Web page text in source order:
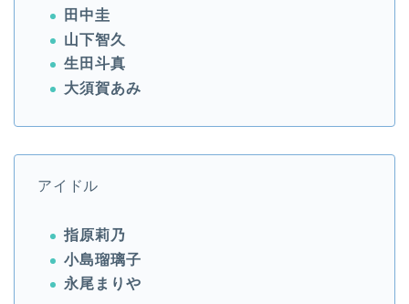
田中圭
山下智久
生田斗真
大須賀あみ
アイドル
指原莉乃
小島瑠璃子
永尾まりや